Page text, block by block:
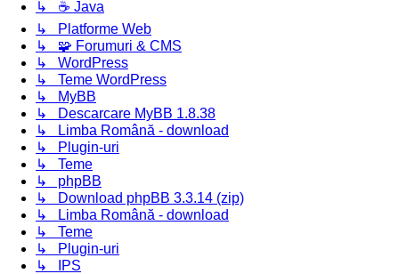
↳ ☕ Java
↳ Platforme Web
↳ 🧩 Forumuri & CMS
↳ WordPress
↳ Teme WordPress
↳ MyBB
↳ Descarcare MyBB 1.8.38
↳ Limba Română - download
↳ Plugin-uri
↳ Teme
↳ phpBB
↳ Download phpBB 3.3.14 (zip)
↳ Limba Română - download
↳ Teme
↳ Plugin-uri
↳ IPS